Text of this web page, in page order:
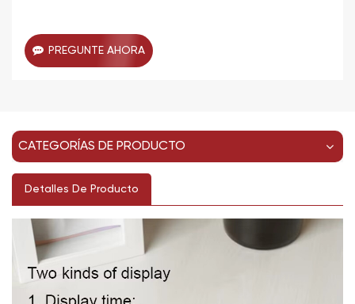
PREGUNTE AHORA
CATEGORÍAS DE PRODUCTO
Detalles De Producto